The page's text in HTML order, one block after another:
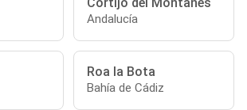
Andalucía
Roa la Bota
Bahía de Cádiz